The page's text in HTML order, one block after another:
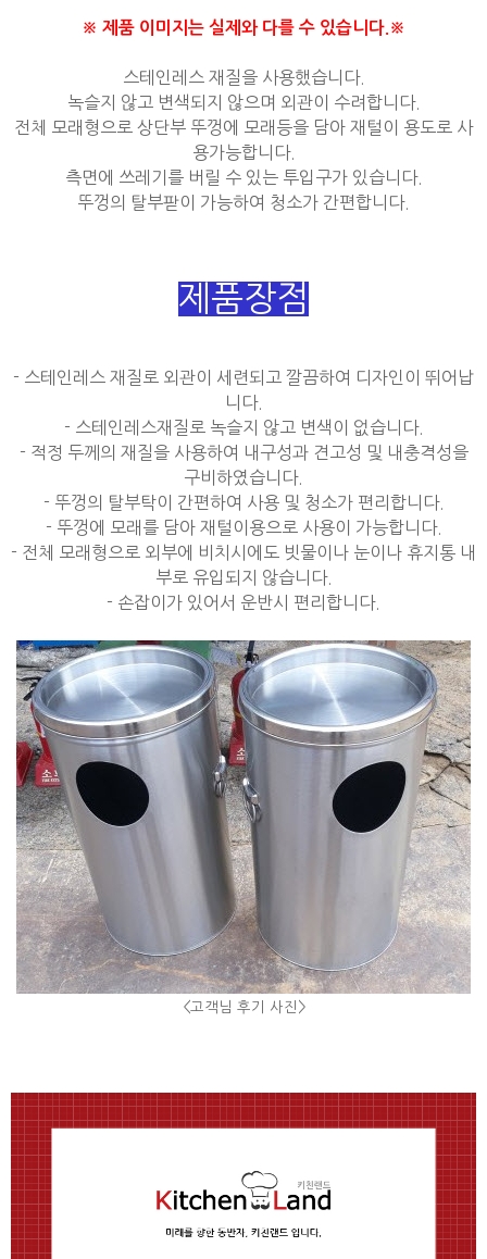
※ 제품 이미지는 실제와 다를 수 있습니다.※
스테인레스 재질을 사용했습니다.
녹슬지 않고 변색되지 않으며 외관이 수려합니다.
전체 모래형으로 상단부 뚜껑에 모래등을 담아 재털이 용도로 사
용가능합니다.
측면에 쓰레기를 버릴 수 있는 투입구가 있습니다.
뚜껑의 탈부팓이 가능하여 청소가 간편합니다.
제품장점
- 스테인레스 재질로 외관이 세련되고 깔끔하여 디자인이 뛰어납
니다.
- 스테인레스재질로 녹슬지 않고 변색이 없습니다.
- 적정 두께의 재질을 사용하여 내구성과 견고성 및 내충격성을
구비하였습니다.
- 뚜껑의 탈부탁이 간편하여 사용 및 청소가 편리합니다.
- 뚜껑에 모래를 담아 재털이용으로 사용이 가능합니다.
- 전체 모래형으로 외부에 비치시에도 빗물이나 눈이나 휴지통 내
부로 유입되지 않습니다.
- 손잡이가 있어서 운반시 편리합니다.
<고객님 후기 사진>